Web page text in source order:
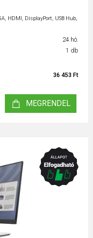
HDMI, DisplayPort, USB Hub,
24 hó.
1 db
36 453 Ft
MEGRENDEL